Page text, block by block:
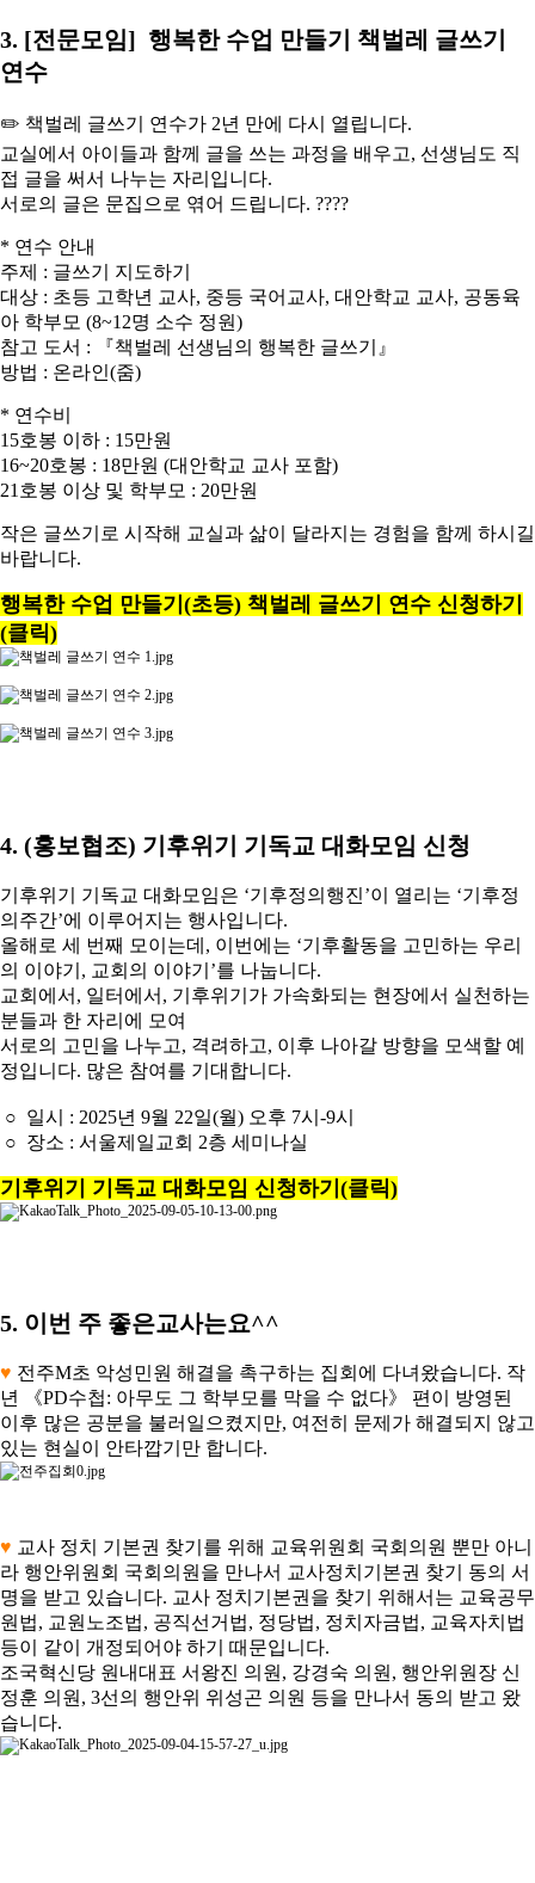
3. [전문모임] 행복한 수업 만들기 책벌레 글쓰기
연수
✏️ 책벌레 글쓰기 연수가 2년 만에 다시 열립니다.
교실에서 아이들과 함께 글을 쓰는 과정을 배우고, 선생님도 직
접 글을 써서 나누는 자리입니다.
서로의 글은 문집으로 엮어 드립니다. ????
* 연수 안내
주제 : 글쓰기 지도하기
대상 : 초등 고학년 교사, 중등 국어교사, 대안학교 교사, 공동육
아 학부모 (8~12명 소수 정원)
참고 도서 : 『책벌레 선생님의 행복한 글쓰기』
방법 : 온라인(줌)
* 연수비
15호봉 이하 : 15만원
16~20호봉 : 18만원 (대안학교 교사 포함)
21호봉 이상 및 학부모 : 20만원
작은 글쓰기로 시작해 교실과 삶이 달라지는 경험을 함께 하시길
바랍니다.
행복한 수업 만들기(초등) 책벌레 글쓰기 연수 신청하기
(클릭)
4. (홍보협조) 기후위기 기독교 대화모임 신청
기후위기 기독교 대화모임은 ‘기후정의행진’이 열리는 ‘기후정
의주간’에 이루어지는 행사입니다.
올해로 세 번째 모이는데, 이번에는 ‘기후활동을 고민하는 우리
의 이야기, 교회의 이야기’를 나눕니다.
교회에서, 일터에서, 기후위기가 가속화되는 현장에서 실천하는
분들과 한 자리에 모여
서로의 고민을 나누고, 격려하고, 이후 나아갈 방향을 모색할 예
정입니다. 많은 참여를 기대합니다.
○ 일시 : 2025년 9월 22일(월) 오후 7시-9시
○ 장소 : 서울제일교회 2층 세미나실
기후위기 기독교 대화모임 신청하기(클릭)
5. 이번 주 좋은교사는요^^
♥ 전주M초 악성민원 해결을 촉구하는 집회에 다녀왔습니다. 작
년 《PD수첩: 아무도 그 학부모를 막을 수 없다》 편이 방영된
이후 많은 공분을 불러일으켰지만, 여전히 문제가 해결되지 않고
있는 현실이 안타깝기만 합니다.
♥ 교사 정치 기본권 찾기를 위해 교육위원회 국회의원 뿐만 아니
라 행안위원회 국회의원을 만나서 교사정치기본권 찾기 동의 서
명을 받고 있습니다. 교사 정치기본권을 찾기 위해서는 교육공무
원법, 교원노조법, 공직선거법, 정당법, 정치자금법, 교육자치법
등이 같이 개정되어야 하기 때문입니다.
조국혁신당 원내대표 서왕진 의원, 강경숙 의원, 행안위원장 신
정훈 의원, 3선의 행안위 위성곤 의원 등을 만나서 동의 받고 왔
습니다.